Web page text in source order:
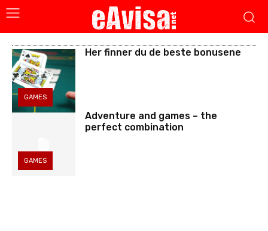
GAMES
Her finner du de beste bonusene
GAMES
Adventure and games – the
perfect combination